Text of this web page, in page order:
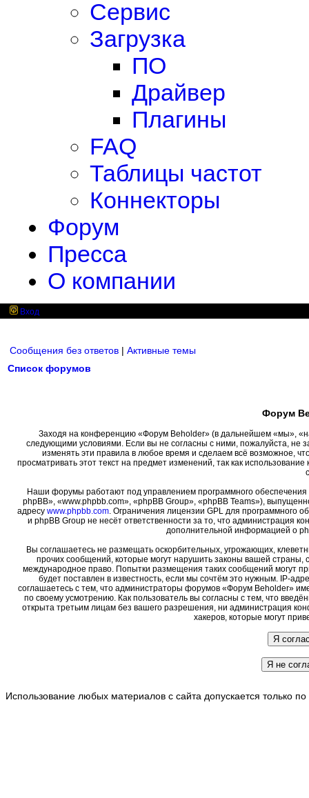
Сервис
Загрузка
ПО
Драйвер
Плагины
FAQ
Таблицы частот
Коннекторы
Форум
Пресса
О компании
Вход
Сообщения без ответов | Активные темы
Список форумов
Форум
Заходя на конференцию «Форум Beholder» (в дальнейшем «мы»,
следующими условиями. Если вы не согласны с ними, пожалуйста, не
изменять эти правила в любое время и сделаем всё возможное,
просматривать этот текст на предмет изменений, так как
Наши форумы работают под управлением программного
phpBB», «www.phpbb.com», «phpBB Group», «phpBB Teams»),
адресу www.phpbb.com. Ограничения лицензии GPL для программного
и phpBB Group не несёт ответственности за то, что администрация
дополнительной информацией о
Вы соглашаетесь не размещать оскорбительных, угрожающих,
прочих сообщений, которые могут нарушить законы вашей страны,
международное право. Попытки размещения таких сообщений могут
будет поставлен в известность, если мы сочтём это нужным. IP-
соглашаетесь с тем, что администраторы форумов «Форум Beholder»
по своему усмотрению. Как пользователь вы согласны с тем, что
открыта третьим лицам без вашего разрешения, ни администрация
хакеров, которые могут
Использование любых материалов с сайта допускается только